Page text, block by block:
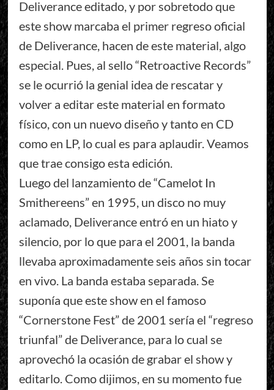
Deliverance editado, y por sobretodo que
este show marcaba el primer regreso oficial
de Deliverance, hacen de este material, algo
especial. Pues, al sello “Retroactive Records”
se le ocurrió la genial idea de rescatar y
volver a editar este material en formato
físico, con un nuevo diseño y tanto en CD
como en LP, lo cual es para aplaudir. Veamos
que trae consigo esta edición.
Luego del lanzamiento de “Camelot In
Smithereens” en 1995, un disco no muy
aclamado, Deliverance entró en un hiato y
silencio, por lo que para el 2001, la banda
llevaba aproximadamente seis años sin tocar
en vivo. La banda estaba separada. Se
suponía que este show en el famoso
“Cornerstone Fest” de 2001 sería el “regreso
triunfal” de Deliverance, para lo cual se
aprovechó la ocasión de grabar el show y
editarlo. Como dijimos, en su momento fue